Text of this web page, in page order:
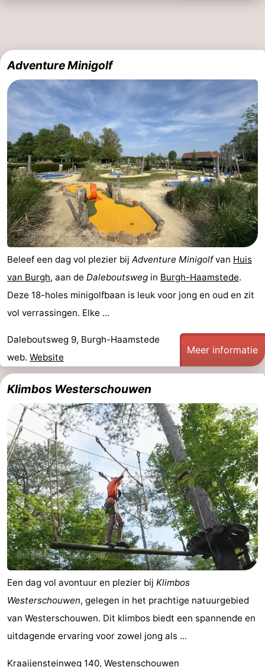
Bowlen
-
Minigolfbanen
Wellness
Steden
Rondleidingen
Sporten
-
Zwembaden
-
Fietsen
-
Paardrijden
-
Golfbanen
-
Surfen
Vuurtoren
Eten
en
drinken
Zeehonden
Evenementen
Praktisch
Forum
Reisboekenwinkel
Nieuws
Route
-
Parkeren
Medische
adressen
Regio
Adventure Minigolf
Beleef een dag vol plezier bij Adventure Minigolfvan Huis
van Burgh, aan de Daleboutsweg in Burgh-Haamstede.
Deze 18-holes minigolfbaan is leuk voor jong en oud en zit
vol verrassingen. Elke ...
Daleboutsweg 9, Burgh-Haamstede
web. Website
Meer informatie
Klimbos Westerschouwen
Een dag vol avontuur en plezier bij Klimbos
Westerschouwen, gelegen in het prachtige natuurgebied
van Westerschouwen. Dit klimbos biedt een spannende en
uitdagende ervaring voor zowel jong als ...
Kraaijensteinweg 140, Westenschouwen